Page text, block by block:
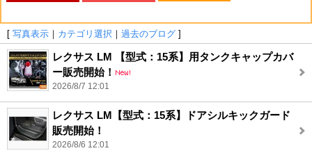
[ 写真表示 ｜ カテゴリ選択 ｜ 過去のブログ ]
レクサス LM 【型式：15系】用タンクキャップカバ
ー販売開始！
2026/8/7 12:01
レクサス LM【型式：15系】ドアシルキックガード
販売開始！
2026/8/6 12:01